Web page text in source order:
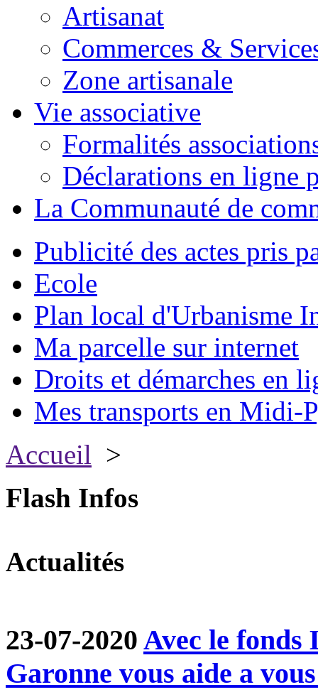
Artisanat
Commerces &
Zone artisanale
Vie associative
Formalités
Déclarations en ligne
La Communauté de
Publicité des actes pris
Ecole
Plan local d'Urbanisme
Ma parcelle sur internet
Droits et démarches en
Mes transports en Midi-
Accueil >
Flash Infos
Actualités
23-07-2020 Avec le
Garonne vous aide a